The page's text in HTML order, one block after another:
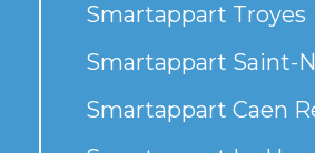
Smartappart Troyes
Smartappart Saint-
Smartappart Caen